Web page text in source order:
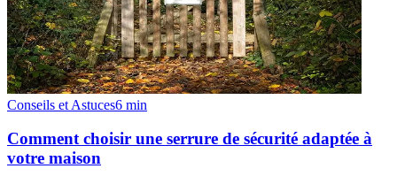
Conseils et Astuces6 min
Comment choisir une serrure de sécurité adaptée à
votre maison